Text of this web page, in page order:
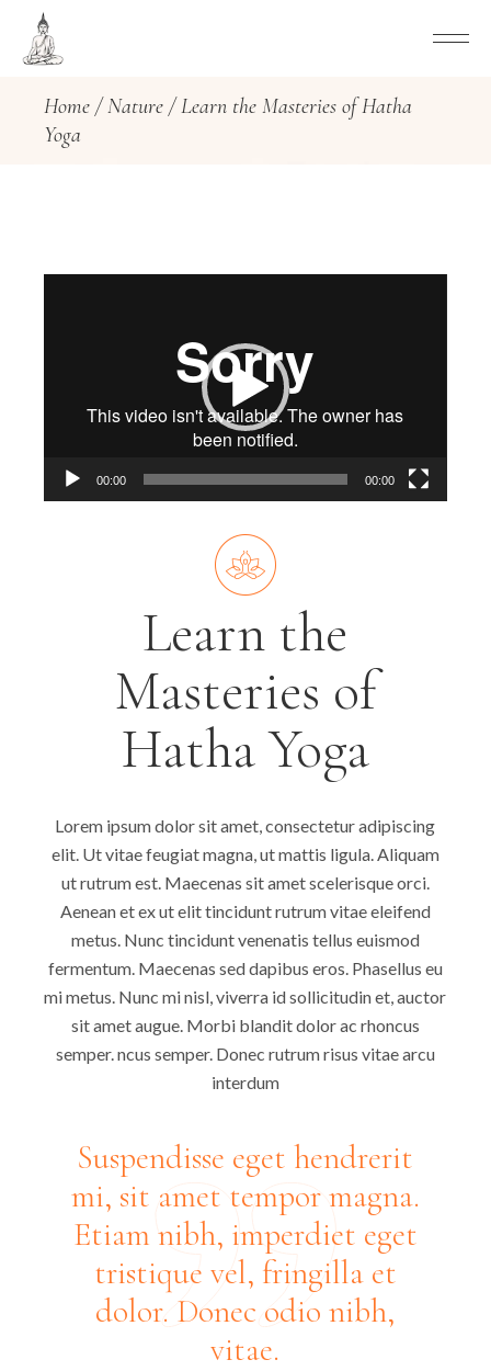
Home Nature
Learn the Masteries of Hatha
Yoga
00:00 00:00
Learn the
Masteries of
Hatha Yoga
Lorem ipsum dolor sit amet, consectetur adipiscing
elit. Ut vitae feugiat magna, ut mattis ligula. Aliquam
ut rutrum est. Maecenas sit amet scelerisque orci.
Aenean et ex ut elit tincidunt rutrum vitae eleifend
metus. Nunc tincidunt venenatis tellus euismod
fermentum. Maecenas sed dapibus eros. Phasellus eu
mi metus. Nunc mi nisl, viverra id sollicitudin et, auctor
sit amet augue. Morbi blandit dolor ac rhoncus
semper. ncus semper. Donec rutrum risus vitae arcu
interdum
Suspendisse eget hendrerit
mi, sit amet tempor magna.
Etiam nibh, imperdiet eget
tristique vel, fringilla et
dolor. Donec odio nibh,
vitae.